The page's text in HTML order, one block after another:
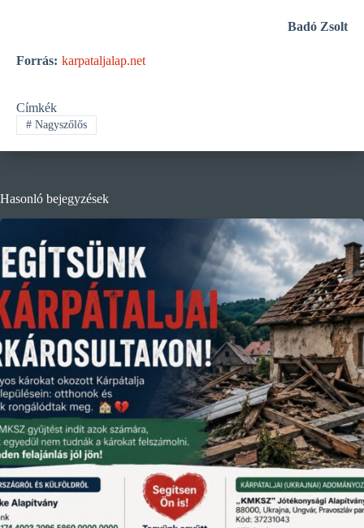
Badó Zsolt
Forrás: karpataljalap.net
Címkék
#Nagyszőlős
Hasonló bejegyzések